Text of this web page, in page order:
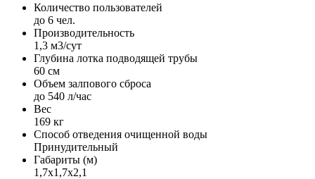
Количество пользователей
до 6 чел.
Производительность
1,3 м3/сут
Глубина лотка подводящей трубы
60 см
Объем залпового сброса
до 540 л/час
Вес
169 кг
Способ отведения очищенной воды
Принудительный
Габариты (м)
1,7х1,7х2,1